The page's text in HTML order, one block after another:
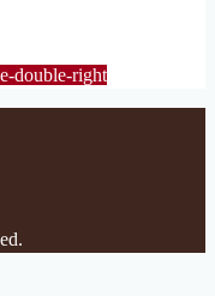
double-right